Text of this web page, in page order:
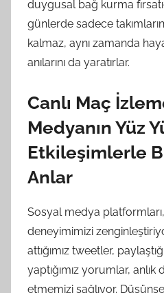
duygusal bağ kurma
günlerde sadece
kalmaz, aynı zamanda
anılarını da yaratırlar.
Canlı Maç
Medyanın Yüz
Etkileşimlerle
Anlar
Sosyal medya
deneyimimizi
attığımız tweetler,
yaptığımız yorumlar, anlık
etmemizi sağlıyor.